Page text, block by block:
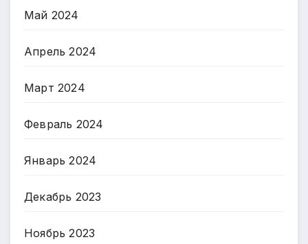
Май 2024
Апрель 2024
Март 2024
Февраль 2024
Январь 2024
Декабрь 2023
Ноябрь 2023